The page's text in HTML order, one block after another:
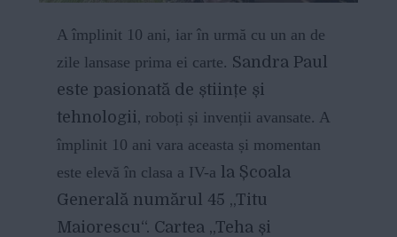
A împlinit 10 ani, iar în urmă cu un an de
zile lansase prima ei carte. Sandra Paul
este pasionată de științe și
tehnologii, roboți și invenții avansate. A
împlinit 10 ani vara aceasta și momentan
este elevă în clasa a IV-a la Școala
Generală numărul 45 „Titu
Maiorescu“. Cartea „Teha și